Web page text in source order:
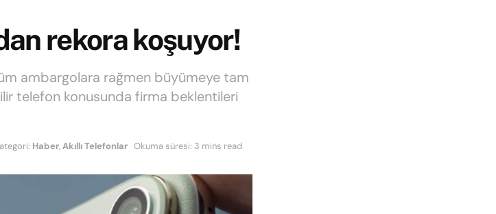
rekora koşuyor!
ambargolara rağmen büyümeye tam
telefon konusunda firma beklentileri
Haber,Akıllı Telefonlar Okuma süresi: 3 mins read